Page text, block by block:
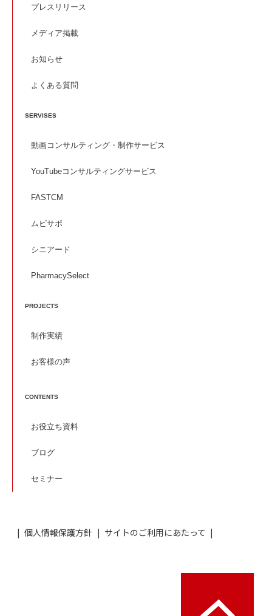
プレスリリース
メディア掲載
お知らせ
よくある質問
SERVISES
動画コンサルティング・制作サービス
YouTubeコンサルティングサービス
FASTCM
ムビサポ
シニアード
PharmacySelect
PROJECTS
制作実績
お客様の声
CONTENTS
お役立ち資料
ブログ
セミナー
個人情報保護方針 サイトのご利用にあたって